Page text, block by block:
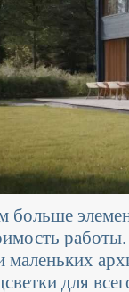
больше
маленьких
для